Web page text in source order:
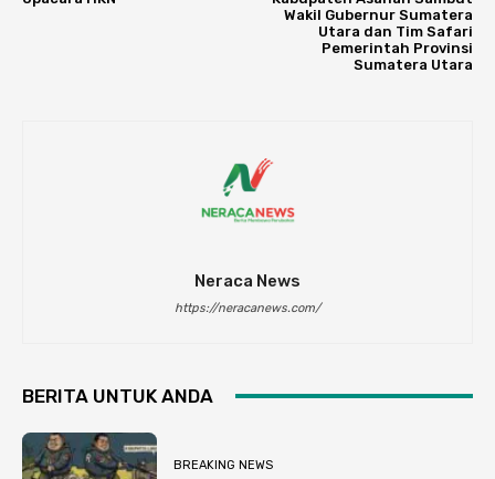
Wakil Gubernur Sumatera
Utara dan Tim Safari
Pemerintah Provinsi
Sumatera Utara
Neraca News
https://neracanews.com/
BERITA UNTUK ANDA
BREAKING NEWS